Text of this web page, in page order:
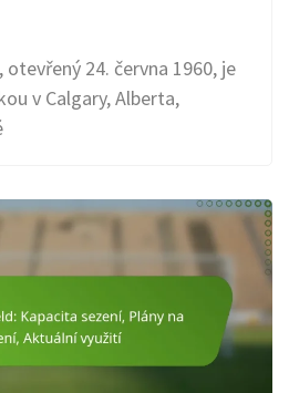
24. června 1960, je
v Calgary, Alberta,